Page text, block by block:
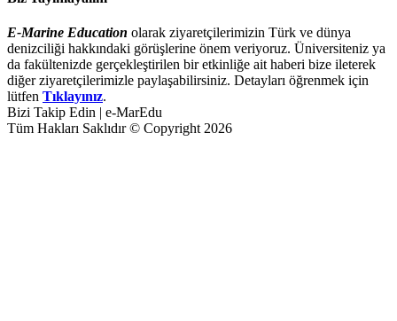
E-Marine Education olarak ziyaretçilerimizin Türk ve dünya
denizciliği hakkındaki görüşlerine önem veriyoruz. Üniversiteniz ya
da fakültenizde gerçekleştirilen bir etkinliğe ait haberi bize ileterek
diğer ziyaretçilerimizle paylaşabilirsiniz. Detayları öğrenmek için
lütfen Tıklayınız.
Bizi Takip Edin | e-MarEdu
Tüm Hakları Saklıdır © Copyright 2026